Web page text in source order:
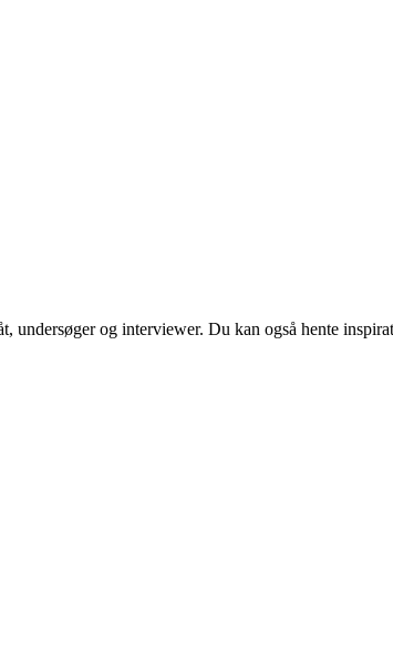
undersøger og interviewer. Du kan også hente